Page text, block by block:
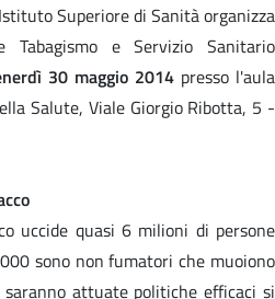
Superiore di Sanità organizza
Tabagismo e Servizio Sanitario
30 maggio 2014 presso l'aula
Salute, Viale Giorgio Ribotta, 5 -
uccide quasi 6 milioni di persone
sono non fumatori che muoiono
attuate politiche efficaci si